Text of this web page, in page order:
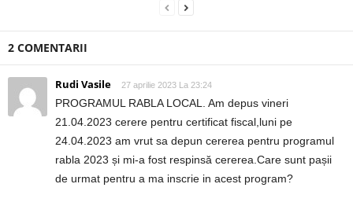
2 COMENTARII
Rudi Vasile 27 aprilie 2023 La 23:24
PROGRAMUL RABLA LOCAL. Am depus vineri
21.04.2023 cerere pentru certificat fiscal,luni pe
24.04.2023 am vrut sa depun cererea pentru programul
rabla 2023 și mi-a fost respinsă cererea.Care sunt pașii
de urmat pentru a ma inscrie in acest program?